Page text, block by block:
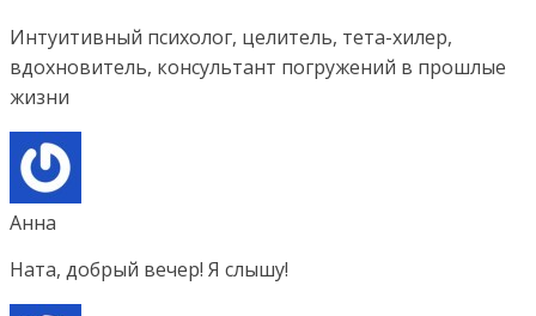
Интуитивный психолог, целитель, тета-хилер,
вдохновитель, консультант погружений в прошлые
жизни
Анна
Ната, добрый вечер! Я слышу!